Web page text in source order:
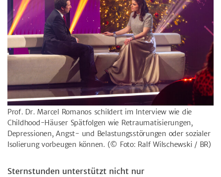
Prof. Dr. Marcel Romanos schildert im Interview wie die
Childhood-Häuser Spätfolgen wie Retraumatisierungen,
Depressionen, Angst- und Belastungsstörungen oder sozialer
Isolierung vorbeugen können. (© Foto: Ralf Wilschewski / BR)
Sternstunden unterstützt nicht nur